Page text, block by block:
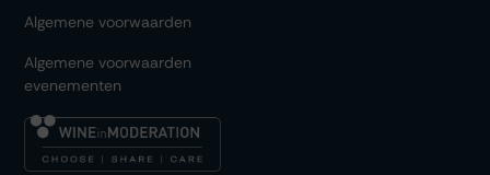
Algemene voorwaarden
Algemene voorwaarden
evenementen